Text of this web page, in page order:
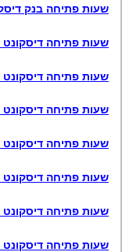
שעות פתיחה בנק
שעות פתיחה דיסקונט
שעות פתיחה דיסקונט
שעות פתיחה דיסקונט
שעות פתיחה דיסקונט
שעות פתיחה דיסקונט
שעות פתיחה
שעות פתיחה דיסקונט